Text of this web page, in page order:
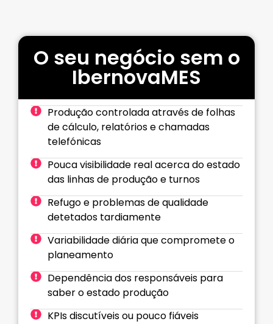
O seu negócio sem o
IbernovaMES
Produção controlada através de folhas
de cálculo, relatórios e chamadas
telefónicas
Pouca visibilidade real acerca do estado
das linhas de produção e turnos
Refugo e problemas de qualidade
detetados tardiamente
Variabilidade diária que compromete o
planeamento
Dependência dos responsáveis para
saber o estado produção
KPIs discutíveis ou pouco fiáveis